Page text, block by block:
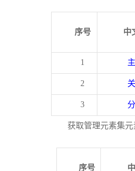
序号 中
1
2
3
获取管理元素集
序号